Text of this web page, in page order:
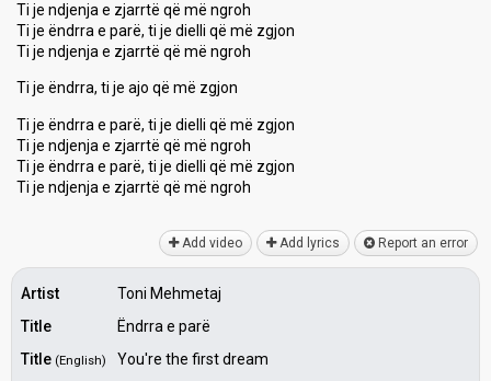
Ti je ndjenja e zjarrtë që më ngroh
Ti je ëndrra e parë, ti je dielli që më zgjon
Ti je ndjenja e zjarrtë që më ngroh
Ti je ëndrra, ti je ajo që më zgjon
Ti je ëndrra e parë, ti je dielli që më zgjon
Ti je ndjenja e zjarrtë që më ngroh
Ti je ëndrra e parë, ti je dielli që më zgjon
Ti je ndjenja e zjаrrtë që më ngroh
Add video Add lyrics Report an error
Artist
Toni Mehmetaj
Title
Ëndrra e parë
Title (English)
You're the first dream